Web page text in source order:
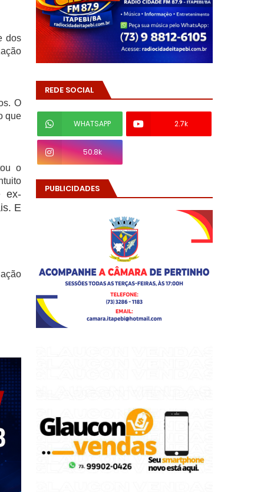
dos
O
que
o
ex-
E
REDE SOCIAL
WHATSAPP 2.7k
50.8k
PUBLICIDADES